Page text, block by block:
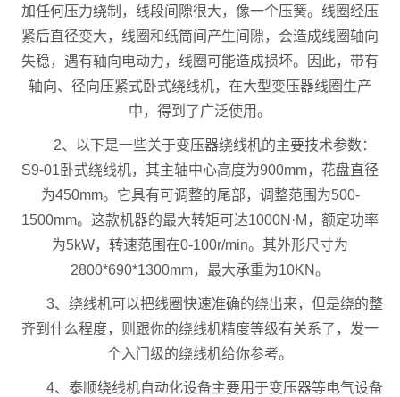
加任何压力绕制，线段间隙很大，像一个压簧。线圈经压
紧后直径变大，线圈和纸筒间产生间隙，会造成线圈轴向
失稳，遇有轴向电动力，线圈可能造成损坏。因此，带有
轴向、径向压紧式卧式绕线机，在大型变压器线圈生产
中，得到了广泛使用。
2、以下是一些关于变压器绕线机的主要技术参数：
S9-01卧式绕线机，其主轴中心高度为900mm，花盘直径
为450mm。它具有可调整的尾部，调整范围为500-
1500mm。这款机器的最大转矩可达1000N·M，额定功率
为5kW，转速范围在0-100r/min。其外形尺寸为
2800*690*1300mm，最大承重为10KN。
3、绕线机可以把线圈快速准确的绕出来，但是绕的整
齐到什么程度，则跟你的绕线机精度等级有关系了，发一
个入门级的绕线机给你参考。
4、泰顺绕线机自动化设备主要用于变压器等电气设备